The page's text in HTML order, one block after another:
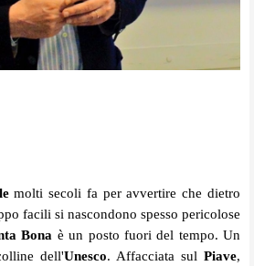
molti secoli fa per avvertire che dietro
facili si nascondono spesso pericolose
Bona è un posto fuori del tempo. Un
dell'Unesco. Affacciata sul Piave,